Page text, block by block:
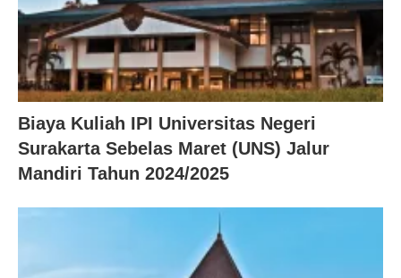
Biaya Kuliah IPI Universitas Negeri
Surakarta Sebelas Maret (UNS) Jalur
Mandiri Tahun 2024/2025